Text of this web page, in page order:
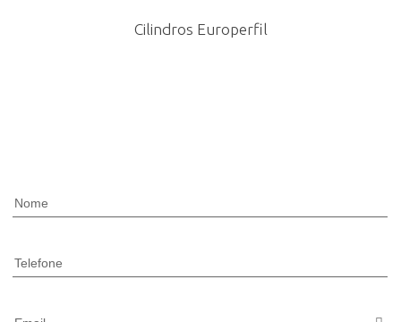
Cilindros Europerfil
Nome
Telefone